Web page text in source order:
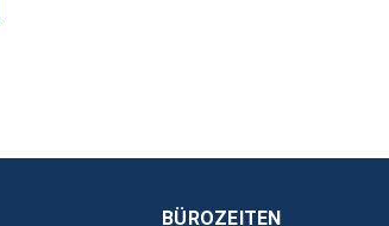
BÜROZEITEN